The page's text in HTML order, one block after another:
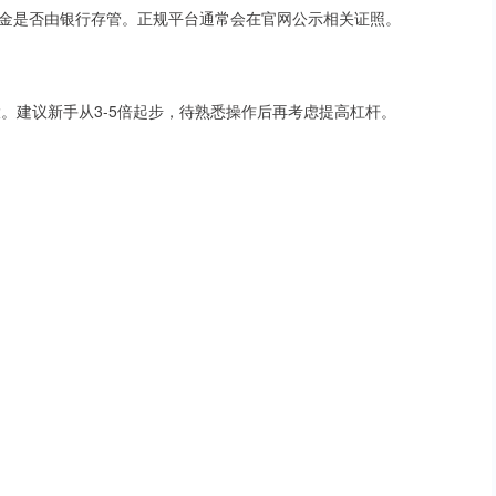
否由银行存管。正规平台通常会在官网公示相关证照。
议新手从3-5倍起步，待熟悉操作后再考虑提高杠杆。